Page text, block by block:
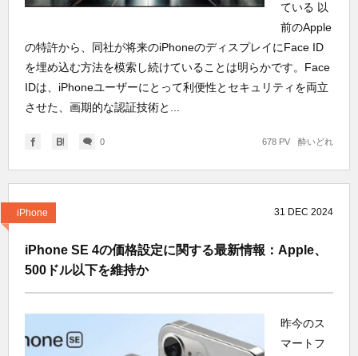
ている 以
前のApple
の特許から、同社が将来のiPhoneのディスプレイにFace ID
を埋め込む方法を模索し続けていることは明らかです。Face
IDは、iPhoneユーザーにとって利便性とセキュリティを両立
させた、画期的な認証技術と...
0 酔いどれ
678 PV
iPhone 31 DEC 2024
iPhone SE 4の価格設定に関する最新情報：Apple、
500ドル以下を維持か
昨今のス
マートフ